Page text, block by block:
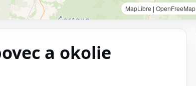
MapLibre | OpenFreeMap
a okolie